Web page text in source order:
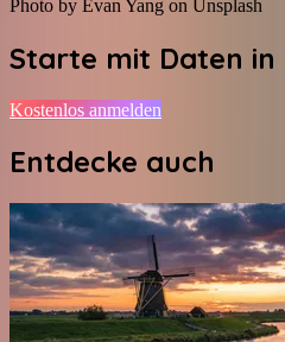
Photo by Evan Yang on Unsplash
Starte mit Daten in
Kostenlos anmelden
Entdecke auch